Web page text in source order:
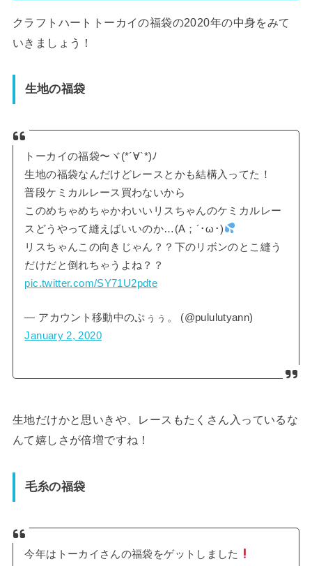
クラフトハートトーカイの福袋の2020年の中身をみて
いきましょう！
生地の福袋
トーカイの福袋〜ヾ(*´∀`*)ﾉ
生地の福袋なんだけどレースとかも結構入ってた！
普段ケミカルレース買わないから
このめちゃめちゃかわいいリスちゃんのケミカルレー
スどうやって縫えばいいのか…(A；´･ω･)
リスちゃんこの向きじゃん？？下のリボンのとこ縫う
だけだと倒れちゃうよね？？
pic.twitter.com/SY71U2pdte
— アカウント移動中のぷぅぅ。 (@pululutyann)
January 2, 2020
生地だけかと思いきや、レースもたくさん入っているな
んて嬉しさが倍増ですね！
毛糸の福袋
今年はトーカイさんの福袋をゲットしました